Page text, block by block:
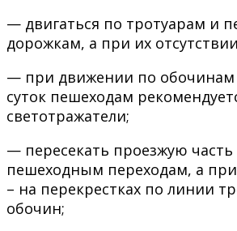
— двигаться по тротуарам и
дорожкам, а при их
— при движении по обочинам
суток пешеходам
светотражатели;
— пересекать проезжую часть
пешеходным переходам, а при
– на перекрестках по линии
обочин;